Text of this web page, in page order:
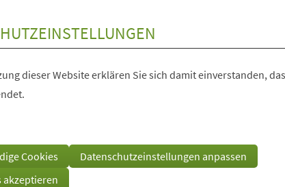
dieser Website erklären Sie sich damit einverstanden,
Cookies
Datenschutzeinstellungen anpassen
akzeptieren